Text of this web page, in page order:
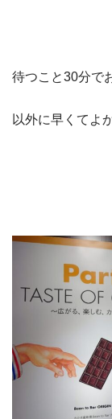
待つこと30分で
以外に早くてよ